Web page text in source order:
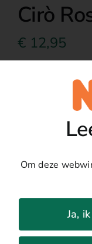
Cirò
€ 12,95
Classico
aantal
Details
Druivenras:
Percentage:
Om deze
Ja,